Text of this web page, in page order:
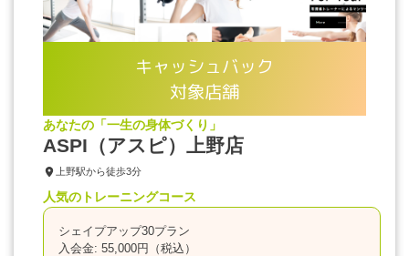
キャッシュバック
対象店舗
あなたの「一生の身体づくり」
ASPI（アスピ）上野店
上野駅から徒歩3分
人気のトレーニングコース
シェイプアップ30プラン
入会金: 55,000円（税込）